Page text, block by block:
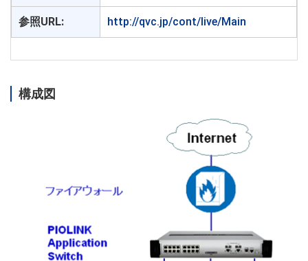
参照URL: http://qvc.jp/cont/live/Main
構成図